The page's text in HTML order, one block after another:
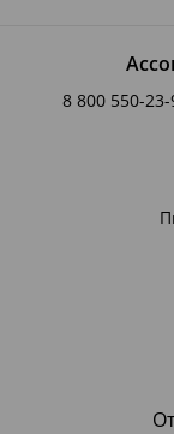
8 800 550-23-